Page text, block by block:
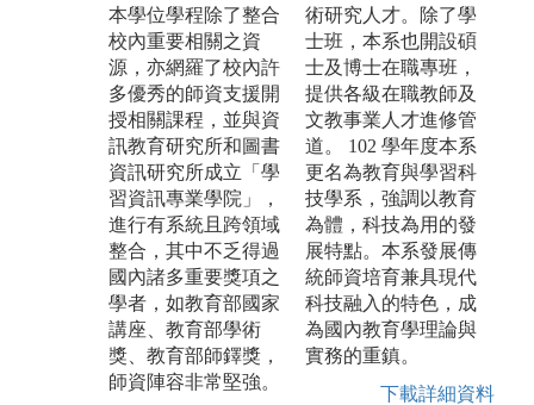
本學位學程除了整合
校內重要相關之資
源，亦網羅了校內許
多優秀的師資支援開
授相關課程，並與資
訊教育研究所和圖書
資訊研究所成立「學
習資訊專業學院」，
進行有系統且跨領域
整合，其中不乏得過
國內諸多重要獎項之
學者，如教育部國家
講座、教育部學術
獎、教育部師鐸獎，
師資陣容非常堅強。
術研究人才。除了學
士班，本系也開設碩
士及博士在職專班，
提供各級在職教師及
文教事業人才進修管
道。 102 學年度本系
更名為教育與學習科
技學系，強調以教育
為體，科技為用的發
展特點。本系發展傳
統師資培育兼具現代
科技融入的特色，成
為國內教育學理論與
實務的重鎮。
下載詳細資料